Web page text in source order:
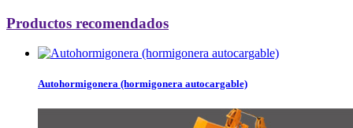
Productos recomendados
Autohormigonera (hormigonera autocargable)